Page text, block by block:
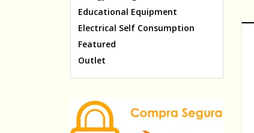
Educational Equipment
Electrical Self Consumption
Featured
Outlet